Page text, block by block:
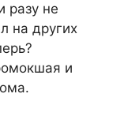
разу не
на других
и